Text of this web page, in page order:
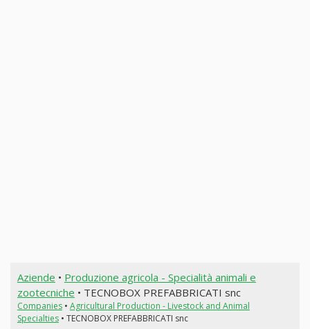
Aziende • Produzione agricola - Specialità animali e
zootecniche • TECNOBOX PREFABBRICATI snc
Companies• Agricultural Production - Livestock and Animal
Specialties• TECNOBOX PREFABBRICATI snc